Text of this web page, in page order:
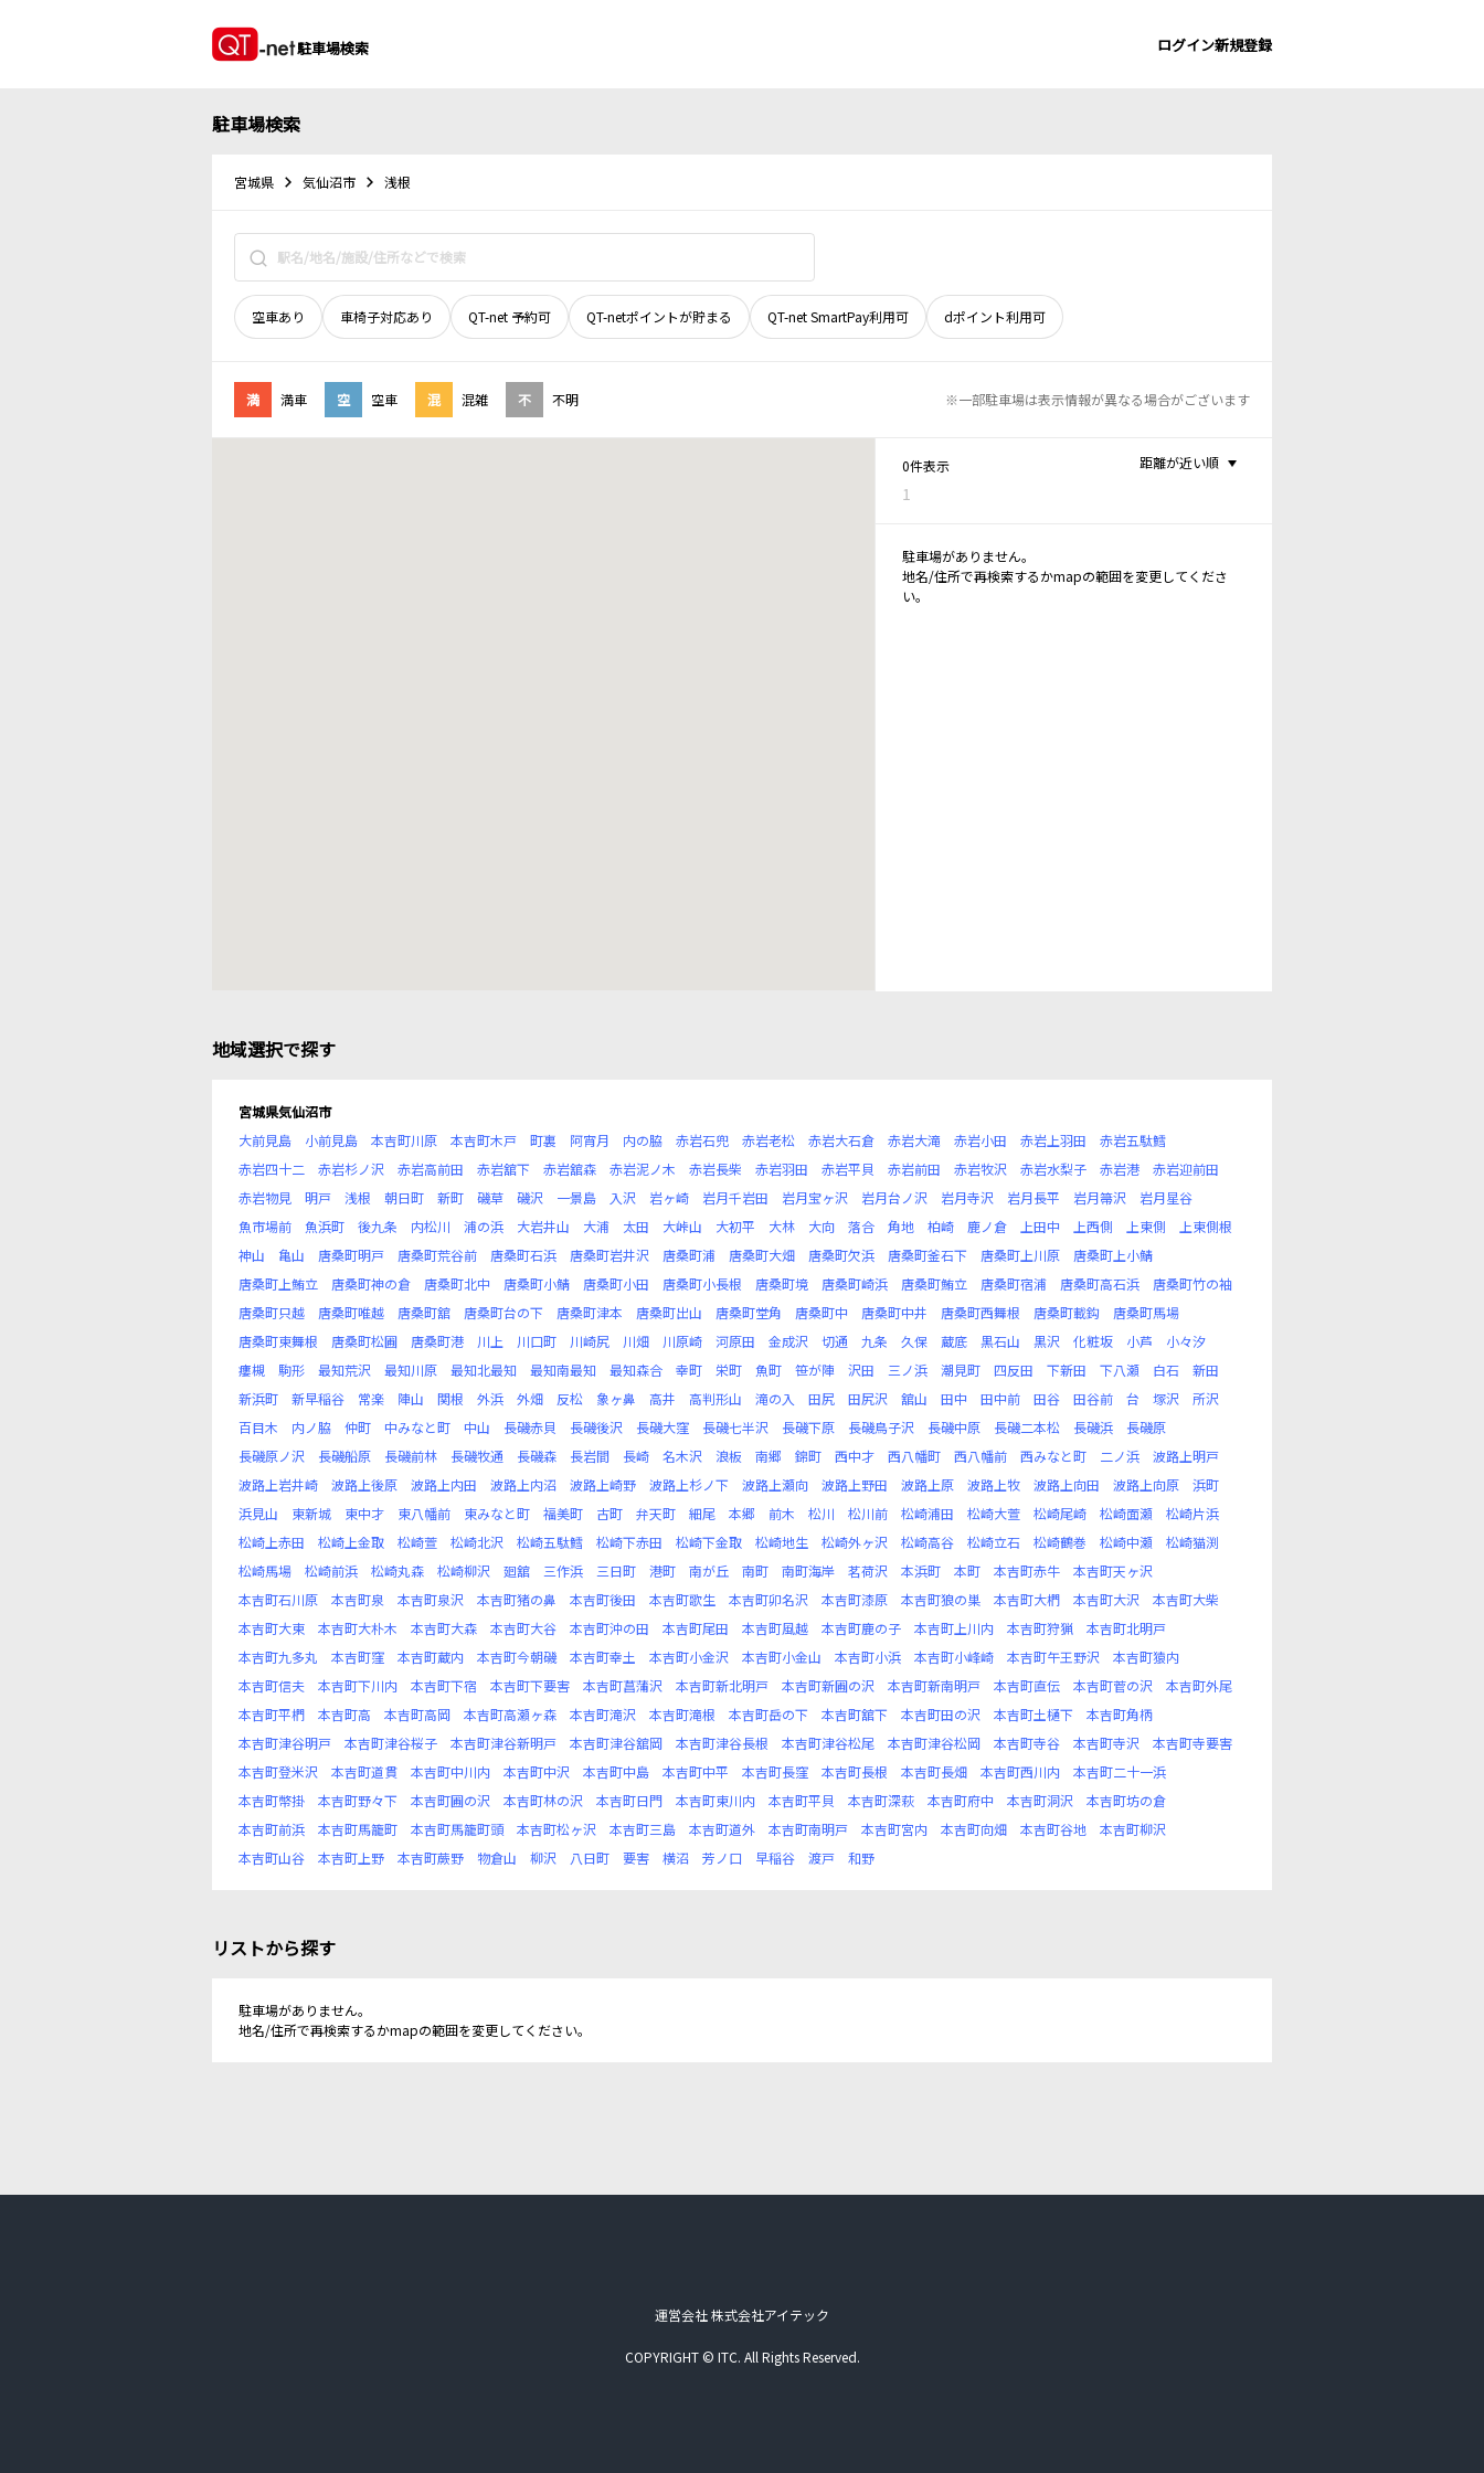
駐車場検索 ログイン新規登録
駐車場検索
宮城県 気仙沼市 浅根
空車あり 車椅子対応あり QT-net 予約可 QT-netポイントが貯まる QT-net SmartPay利用可 dポイント利用可
満 満車 空 空車 混 混雑 不 不明 ※一部駐車場は表示情報が異なる場合がございます
0件表示
1
距離が近い順
駐車場がありません。
地名/住所で再検索するかmapの範囲を変更してくださ
い。
地域選択で探す
宮城県気仙沼市
大前見島
小前見島 本吉町川原 本吉町木戸 町裏 阿宵月 内の脇 赤岩石兜 赤岩老松 赤岩大石倉 赤岩大滝 赤岩小田 赤岩上羽田
赤岩五駄鱈
赤岩四十二
赤岩杉ノ沢 赤岩高前田 赤岩舘下 赤岩舘森 赤岩泥ノ木 赤岩長柴 赤岩羽田 赤岩平貝 赤岩前田 赤岩牧沢 赤岩水梨子 赤岩港
赤岩迎前田
赤岩物見
明戸 浅根 朝日町 新町 磯草 磯沢 一景島 入沢 岩ヶ崎 岩月千岩田 岩月宝ヶ沢 岩月台ノ沢 岩月寺沢 岩月長平 岩月箒沢
岩月星谷
魚市場前
魚浜町 後九条 内松川 浦の浜 大岩井山 大浦 太田 大峠山 大初平 大林 大向 落合 角地 柏崎 鹿ノ倉 上田中 上西側 上東側
上東側根
神山
亀山 唐桑町明戸 唐桑町荒谷前 唐桑町石浜 唐桑町岩井沢 唐桑町浦 唐桑町大畑 唐桑町欠浜 唐桑町釜石下 唐桑町上川原
唐桑町上小鯖
唐桑町上鮪立
唐桑町神の倉 唐桑町北中 唐桑町小鯖 唐桑町小田 唐桑町小長根 唐桑町境 唐桑町崎浜 唐桑町鮪立 唐桑町宿浦 唐桑町高石浜
唐桑町竹の袖
唐桑町只越
唐桑町唯越 唐桑町舘 唐桑町台の下 唐桑町津本 唐桑町出山 唐桑町堂角 唐桑町中 唐桑町中井 唐桑町西舞根 唐桑町載鈎
唐桑町馬場
唐桑町東舞根
唐桑町松圃 唐桑町港 川上 川口町 川崎尻 川畑 川原崎 河原田 金成沢 切通 九条 久保 蔵底 黒石山 黒沢 化粧坂 小芦
小々汐
瘻槻
駒形 最知荒沢 最知川原 最知北最知 最知南最知 最知森合 幸町 栄町 魚町 笹が陣 沢田 三ノ浜 潮見町 四反田 下新田 下八瀬 白石
新田
新浜町
新早稲谷 常楽 陣山 関根 外浜 外畑 反松 象ヶ鼻 高井 高判形山 滝の入 田尻 田尻沢 舘山 田中 田中前 田谷 田谷前 台 塚沢
所沢
百目木
内ノ脇 仲町 中みなと町 中山 長磯赤貝 長磯後沢 長磯大窪 長磯七半沢 長磯下原 長磯鳥子沢 長磯中原 長磯二本松 長磯浜
長磯原
長磯原ノ沢
長磯船原 長磯前林 長磯牧通 長磯森 長岩間 長崎 名木沢 浪板 南郷 錦町 西中才 西八幡町 西八幡前 西みなと町 二ノ浜
波路上明戸
波路上岩井崎
波路上後原 波路上内田 波路上内沼 波路上崎野 波路上杉ノ下 波路上瀬向 波路上野田 波路上原 波路上牧 波路上向田 波路上向原
浜町
浜見山
東新城 東中才 東八幡前 東みなと町 福美町 古町 弁天町 細尾 本郷 前木 松川 松川前 松崎浦田 松崎大萱 松崎尾崎 松崎面瀬
松崎片浜
松崎上赤田
松崎上金取 松崎萱 松崎北沢 松崎五駄鱈 松崎下赤田 松崎下金取 松崎地生 松崎外ヶ沢 松崎高谷 松崎立石 松崎鶴巻 松崎中瀬
松崎猫渕
松崎馬場
松崎前浜 松崎丸森 松崎柳沢 廻舘 三作浜 三日町 港町 南が丘 南町 南町海岸 茗荷沢 本浜町 本町 本吉町赤牛
本吉町天ヶ沢
本吉町石川原
本吉町泉 本吉町泉沢 本吉町猪の鼻 本吉町後田 本吉町歌生 本吉町卯名沢 本吉町漆原 本吉町狼の巣 本吉町大椚 本吉町大沢
本吉町大柴
本吉町大東
本吉町大朴木 本吉町大森 本吉町大谷 本吉町沖の田 本吉町尾田 本吉町風越 本吉町鹿の子 本吉町上川内 本吉町狩猟
本吉町北明戸
本吉町九多丸
本吉町窪 本吉町蔵内 本吉町今朝磯 本吉町幸土 本吉町小金沢 本吉町小金山 本吉町小浜 本吉町小峰崎 本吉町午王野沢
本吉町猿内
本吉町信夫
本吉町下川内 本吉町下宿 本吉町下要害 本吉町菖蒲沢 本吉町新北明戸 本吉町新圃の沢 本吉町新南明戸 本吉町直伝 本吉町菅の沢
本吉町外尾
本吉町平椚
本吉町高 本吉町高岡 本吉町高瀬ヶ森 本吉町滝沢 本吉町滝根 本吉町岳の下 本吉町舘下 本吉町田の沢 本吉町土樋下
本吉町角柄
本吉町津谷明戸
本吉町津谷桜子 本吉町津谷新明戸 本吉町津谷舘岡 本吉町津谷長根 本吉町津谷松尾 本吉町津谷松岡 本吉町寺谷 本吉町寺沢
本吉町寺要害
本吉町登米沢
本吉町道貫 本吉町中川内 本吉町中沢 本吉町中島 本吉町中平 本吉町長窪 本吉町長根 本吉町長畑 本吉町西川内
本吉町二十一浜
本吉町幣掛
本吉町野々下 本吉町圃の沢 本吉町林の沢 本吉町日門 本吉町東川内 本吉町平貝 本吉町深萩 本吉町府中 本吉町洞沢
本吉町坊の倉
本吉町前浜
本吉町馬籠町 本吉町馬籠町頭 本吉町松ヶ沢 本吉町三島 本吉町道外 本吉町南明戸 本吉町宮内 本吉町向畑 本吉町谷地
本吉町柳沢
本吉町山谷
本吉町上野 本吉町蕨野 物倉山 柳沢 八日町 要害 横沼 芳ノ口 早稲谷 渡戸 和野
リストから探す
駐車場がありません。
地名/住所で再検索するかmapの範囲を変更してください。
運営会社 株式会社アイテック
COPYRIGHT © ITC. All Rights Reserved.